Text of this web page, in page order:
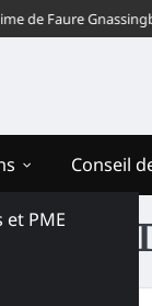
Faure Gnassingbé
et PME
Conseil
du